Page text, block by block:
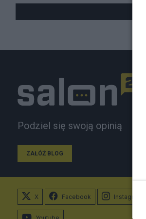
Podziel się swoją opinią
ZAŁÓŻ BLOG
X Facebook Instagram
Youtube